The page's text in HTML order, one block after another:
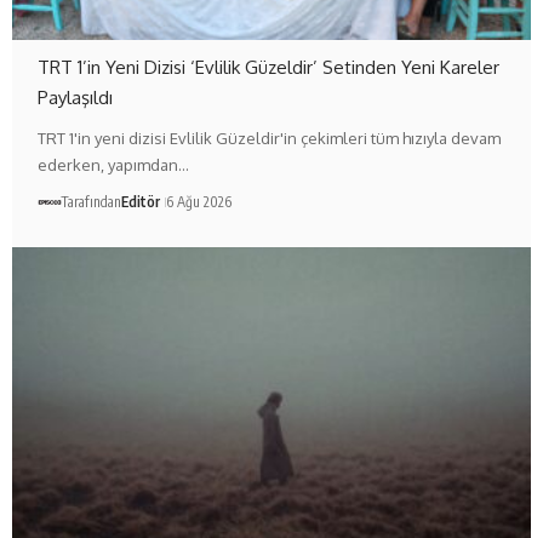
TRT 1’in Yeni Dizisi ‘Evlilik Güzeldir’ Setinden Yeni Kareler
Paylaşıldı
TRT 1'in yeni dizisi Evlilik Güzeldir'in çekimleri tüm hızıyla devam
ederken, yapımdan…
TarafındanEditör 6 Ağu 2026